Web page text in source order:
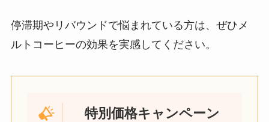
停滞期やリバウンドで悩まれている方は、ぜひメ
ルトコーヒーの効果を実感してください。
特別価格キャンペーン